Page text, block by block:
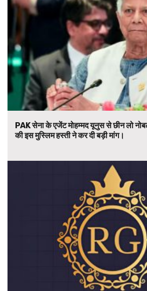
PAK सेना के एजेंट मोहम्मद यूनुस से छीन लो
की इस मुस्लिम हस्ती ने कर दी बड़ी मांग।